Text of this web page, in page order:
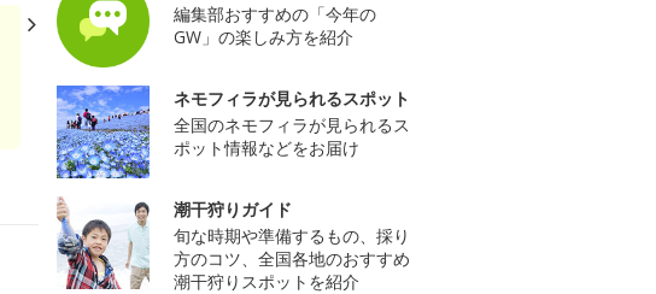
編集部おすすめの「今年の
GW」の楽しみ方を紹介
ネモフィラが見られるスポット
全国のネモフィラが見られるス
ポット情報などをお届け
潮干狩りガイド
旬な時期や準備するもの、採り
方のコツ、全国各地のおすすめ
潮干狩りスポットを紹介